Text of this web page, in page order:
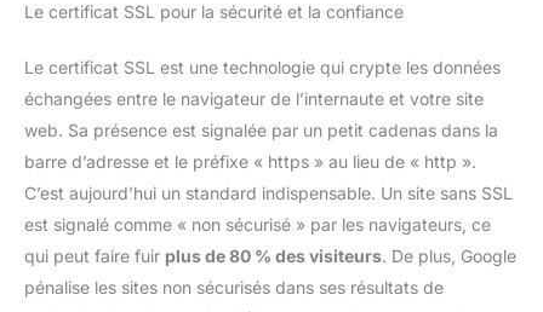
Le certificat SSL pour la sécurité et la confiance
Le certificat SSL est une technologie qui crypte les données
échangées entre le navigateur de l’internaute et votre site
web. Sa présence est signalée par un petit cadenas dans la
barre d’adresse et le préfixe « https » au lieu de « http ».
C’est aujourd’hui un standard indispensable. Un site sans SSL
est signalé comme « non sécurisé » par les navigateurs, ce
qui peut faire fuir plus de 80 % des visiteurs. De plus, Google
pénalise les sites non sécurisés dans ses résultats de